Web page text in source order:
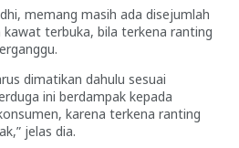
memang masih ada disejumlah
kawat terbuka, bila terkena ranting
dimatikan dahulu sesuai
ini berdampak kepada
karena terkena ranting
jelas dia.